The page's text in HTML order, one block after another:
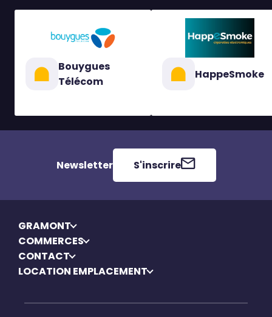
Bouygues
Télécom
HappeSmoke
Newsletter S'inscrire
GRAMONT
COMMERCES
CONTACT
LOCATION EMPLACEMENT